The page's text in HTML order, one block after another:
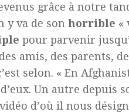
grâce à notre
y va de son horrible «
pour parvenir
amis, des parents,
selon. « En
Un autre depuis
d’où il nous